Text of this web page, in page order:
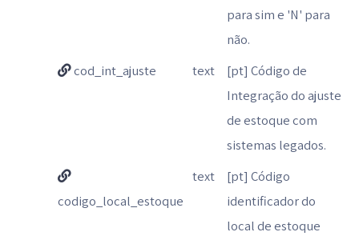
para sim e 'N' para
não.
cod_int_ajuste
text
[pt] Código de
Integração do ajuste
de estoque com
sistemas legados.
codigo_local_estoque
text
[pt] Código
identificador do
local de estoque